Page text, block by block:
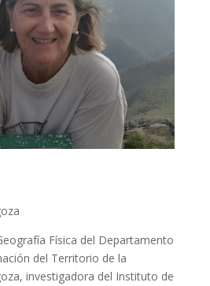
Física del Departamento
del Territorio de la
investigadora del Instituto de